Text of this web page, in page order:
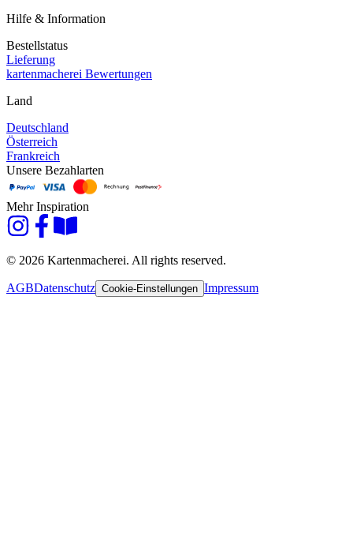
Hilfe & Information
Bestellstatus
Lieferung
kartenmacherei Bewertungen
Land
Deutschland
Österreich
Frankreich
Unsere Bezahlarten
Mehr Inspiration
© 2026 Kartenmacherei. All rights reserved.
AGBDatenschutz Cookie-Einstellungen Impressum